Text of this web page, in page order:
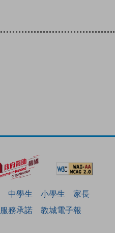
中學生 小學生
家長
服務承諾 教城電子報